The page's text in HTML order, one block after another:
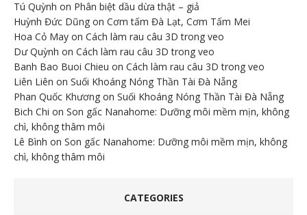
Tú Quỳnh on Phân biệt dầu dừa thật – giả
Huỳnh Đức Dũng on Cơm tấm Đà Lạt, Cơm Tấm Mei
Hoa Cỏ May on Cách làm rau câu 3D trong veo
Dư Quỳnh on Cách làm rau câu 3D trong veo
Banh Bao Buoi Chieu on Cách làm rau câu 3D trong veo
Liên Liên on Suối Khoáng Nóng Thần Tài Đà Nẵng
Phan Quốc Khương on Suối Khoáng Nóng Thần Tài Đà Nẵng
Bich Chi on Son gấc Nanahome: Dưỡng môi mềm mịn, không
chì, không thâm môi
Lê Bình on Son gấc Nanahome: Dưỡng môi mềm mịn, không
chì, không thâm môi
CATEGORIES